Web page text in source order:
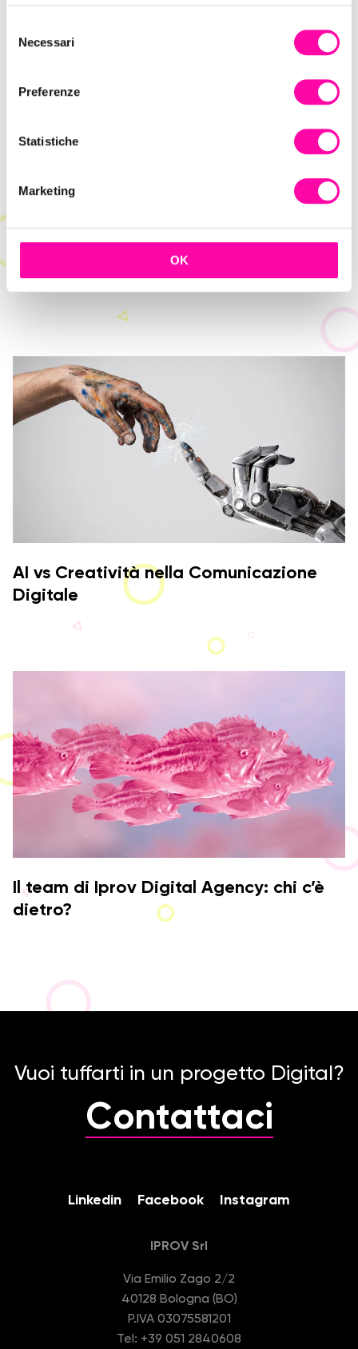
e
n
Necessari
Preferenze
Statistiche
Marketing
OK
Hype Marketing: come sfruttare l’attesa
per la vendita
AI vs Creatività nella Comunicazione
Digitale
Il team di Iprov Digital Agency: chi c’è
dietro?
Vuoi tuffarti in un progetto Digital?
Contattaci
Linkedin Facebook Instagram
IPROV Srl
Via Emilio Zago 2/2
40128 Bologna (BO)
P.IVA 03075581201
Tel: +39 051 2840608